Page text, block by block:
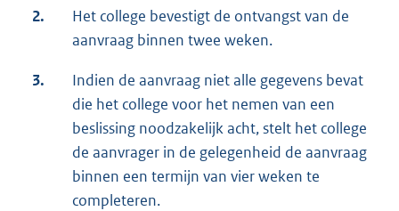
2.
Het college bevestigt de ontvangst van de
aanvraag binnen twee weken.
3.
Indien de aanvraag niet alle gegevens bevat
die het college voor het nemen van een
beslissing noodzakelijk acht, stelt het college
de aanvrager in de gelegenheid de aanvraag
binnen een termijn van vier weken te
completeren.